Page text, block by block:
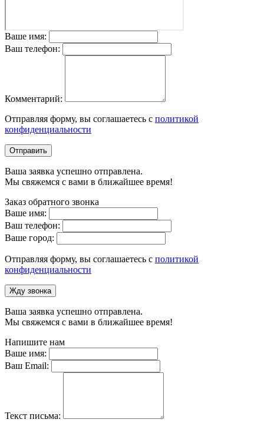
Ваше имя:
Ваш телефон:
Комментарий:
Отправляя форму, вы соглашаетесь с политикой
конфиденциальности
Отправить
Ваша заявка успешно отправлена.
Мы свяжемся с вами в ближайшее время!
Заказ обратного звонка
Ваше имя:
Ваш телефон:
Ваше город:
Отправляя форму, вы соглашаетесь с политикой
конфиденциальности
Жду звонка
Ваша заявка успешно отправлена.
Мы свяжемся с вами в ближайшее время!
Напишите нам
Ваше имя:
Ваш Email:
Текст письма: